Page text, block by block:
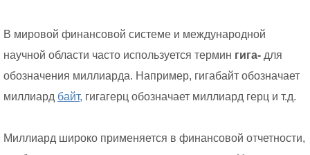
В мировой финансовой системе и международной
научной области часто используется термин гига- для
обозначения миллиарда. Например, гигабайт обозначает
миллиард байт, гигагерц обозначает миллиард герц и т.д.
Миллиард широко применяется в финансовой отчетности,